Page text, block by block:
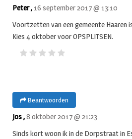
Peter , 16 september 2017 @ 13:10
Voortzetten van een gemeente Haaren
Kies 4 oktober voor OPSPLITSEN.
Beantwoorden
Jos ,8 oktober 2017 @ 21:23
Sinds kort woon ik in de Dorpstraat in